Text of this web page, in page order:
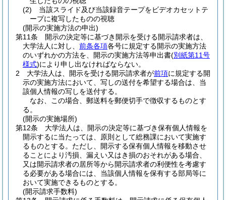
(2)
当該スライド及び当該録音テープをビデオカセットテ
ープに複写したものの視聴
(開示の実施方法の申出)
第11条
開示の決定等に基づき開示を受ける開示請求者は、
大学法人に対し、 前条各項各号に規定する開示の実施方法
のいずれかの方法を、開示の実施方法等申出書(別紙第11号
様式)により申し出なければならない。
2
大学法人は、開示を受ける開示請求者が前項に規定する開
示の実施方法において、写しの送付を希望する場合は、当
該個人情報の写しを送付する。
なお、この場合、郵送料を郵便切手で徴収するものとす
る。
(開示の実施場所)
第12条
大学法人は、開示の決定等に基づき保有個人情報を
開示するに当たっては、原則として総務課において実施す
るものとする。 ただし、開示する保有個人情報を移動させ
ることにより汚損、漏えい又はき損のおそれがある場合、
又は開示請求者の居所等から開示請求者の利便性を考慮す
る必要がある場合には、当該個人情報を保有する部局等に
おいて実施できるものとする。
(開示請求手数料)